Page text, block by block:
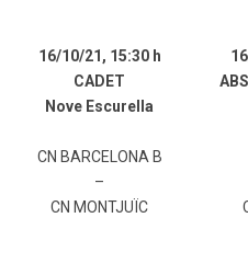
16/10/21, 15:30 h
CADET
Nove Escurella
CN BARCELONA B
–
CN MONTJUÏC